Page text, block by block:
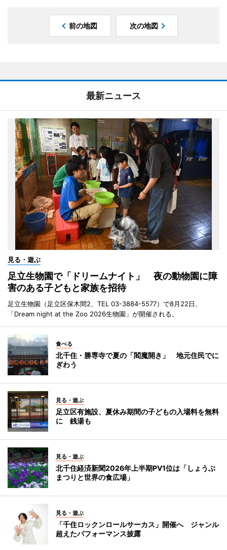
前の地図 次の地図
最新ニュース
見る・遊ぶ
足立生物園で「ドリームナイト」 夜の動物園に障
害のある子どもと家族を招待
足立生物園（足立区保木間2、TEL 03-3884-5577）で8月22日、
「Dream night at the Zoo 2026生物園」が開催される。
食べる
北千住・勝専寺で夏の「閻魔開き」 地元住民でに
ぎわう
見る・遊ぶ
足立区有施設、夏休み期間の子どもの入場料を無料
に 銭湯も
見る・遊ぶ
北千住経済新聞2026年上半期PV1位は「しょうぶ
まつりと世界の食広場」
見る・遊ぶ
「千住ロックンロールサーカス」開催へ ジャンル
超えたパフォーマンス披露